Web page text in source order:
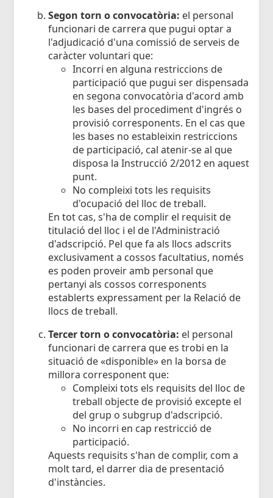
Segon torn o convocatòria: el personal
funcionari de carrera que pugui optar a
l'adjudicació d'una comissió de serveis de
caràcter voluntari que:
Incorri en alguna restriccions de
participació que pugui ser dispensada
en segona convocatòria d'acord amb
les bases del procediment d'ingrés o
provisió corresponents. En el cas que
les bases no estableixin restriccions
de participació, cal atenir-se al que
disposa la Instrucció 2/2012 en aquest
punt.
No compleixi tots les requisits
d'ocupació del lloc de treball.
En tot cas, s'ha de complir el requisit de
titulació del lloc i el de l'Administració
d'adscripció. Pel que fa als llocs adscrits
exclusivament a cossos facultatius, només
es poden proveir amb personal que
pertanyi als cossos corresponents
establerts expressament per la Relació de
llocs de treball.
Tercer torn o convocatòria: el personal
funcionari de carrera que es trobi en la
situació de «disponible» en la borsa de
millora corresponent que:
Compleixi tots els requisits del lloc de
treball objecte de provisió excepte el
del grup o subgrup d'adscripció.
No incorri en cap restricció de
participació.
Aquests requisits s'han de complir, com a
molt tard, el darrer dia de presentació
d'instàncies.